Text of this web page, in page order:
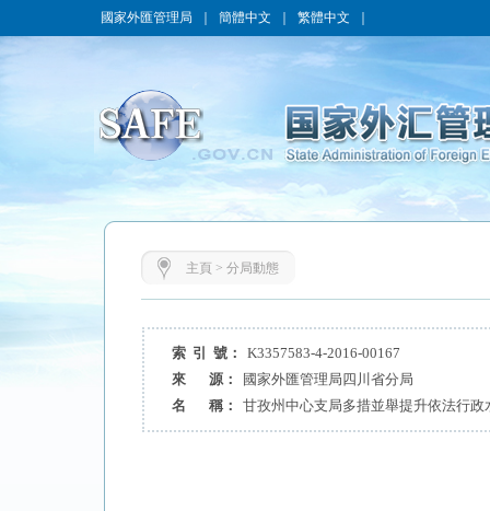
國家外匯管理局 簡體中文 繁體中文
主頁 > 分局動態
索 引 號：
K3357583-4-2016-00167
來 源：
國家外匯管理局四川省分局
名 稱：
甘孜州中心支局多措並舉提升依法行政